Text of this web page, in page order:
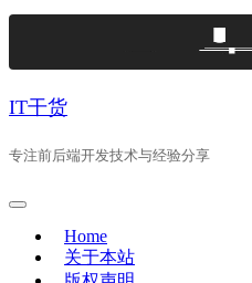
Skip
IT干货
专注前后端开发技术与经验分享
Home
关于本站